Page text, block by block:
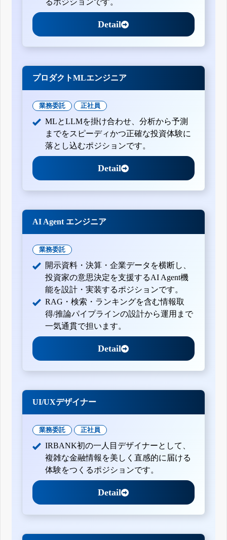
るポジションです。
Detail
プロダクトMLエンジニア
業務委託 正社員
MLとLLMを掛け合わせ、分析から予測
までをスピーディかつ正確な投資体験に
落とし込むポジションです。
Detail
AI Agent エンジニア
業務委託
開示資料・決算・企業データを横断し、
投資家の意思決定を支援するAI Agent機
能を設計・実装するポジションです。
RAG・検索・ランキングを含む情報取
得/推論パイプラインの設計から運用まで
一気通貫で担います。
Detail
UI/UXデザイナー
業務委託 正社員
IRBANK初の一人目デザイナーとして、
複雑な金融情報を美しく直感的に届ける
体験をつくるポジションです。
Detail